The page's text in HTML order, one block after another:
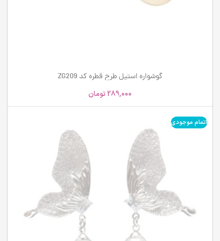
گوشواره استیل طرح قطره کد ZG209
289,000تومان
اتمام موجودی